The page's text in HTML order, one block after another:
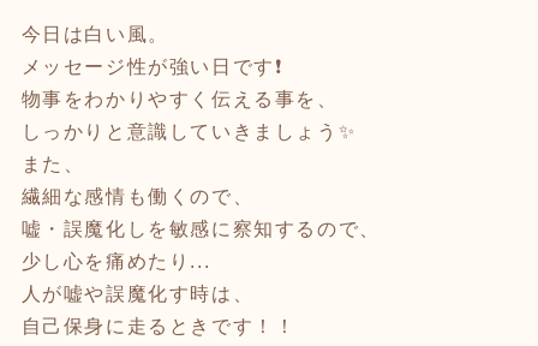
今日は白い風。
メッセージ性が強い日です❗️
物事をわかりやすく伝える事を、
しっかりと意識していきましょう✨
また、
繊細な感情も働くので、
嘘・誤魔化しを敏感に察知するので、
少し心を痛めたり...
人が嘘や誤魔化す時は、
自己保身に走るときです！！